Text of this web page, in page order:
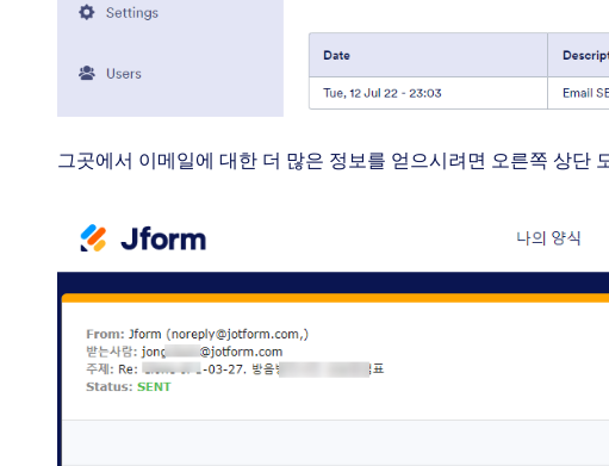
그곳에서 이메일에 대한 더 많은 정보를 얻으시려면 오른쪽 상단